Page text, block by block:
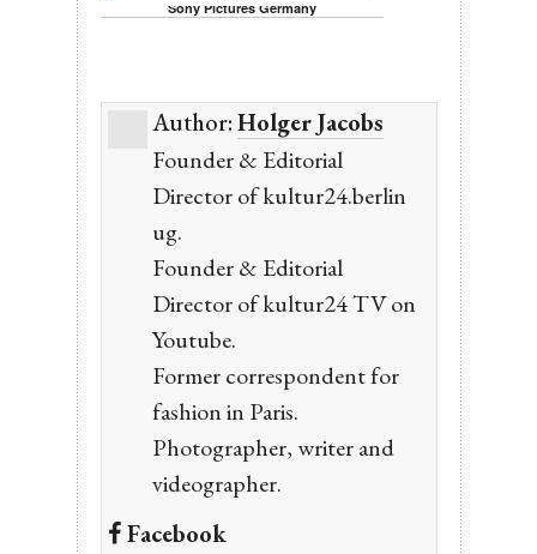
Author:Holger Jacobs
Founder & Editorial
Director of kultur24.berlin
ug.
Founder & Editorial
Director of kultur24 TV on
Youtube.
Former correspondent for
fashion in Paris.
Photographer, writer and
videographer.
Facebook